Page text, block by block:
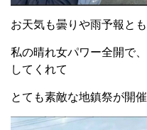
お天気も曇りや雨予報と
私の晴れ女パワー全開で
してくれて
とても素敵な地鎮祭が開